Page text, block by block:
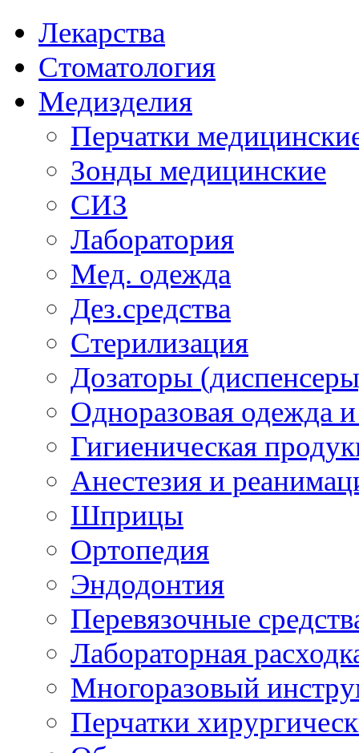
Лекарства
Стоматология
Медизделия
Перчатки
Зонды медицинские
СИЗ
Лаборатория
Мед. одежда
Дез.средства
Стерилизация
Дозаторы
Одноразовая одежда и
Гигиеническая
Анестезия и
Шприцы
Ортопедия
Эндодонтия
Перевязочные
Лабораторная
Многоразовый
Перчатки